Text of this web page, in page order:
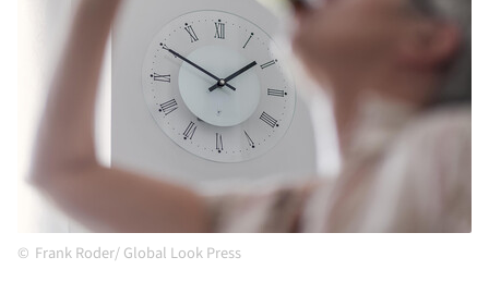
Frank Roder/ Global Look Press